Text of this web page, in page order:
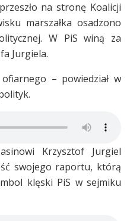
na stronę Koalicji
marszałka osadzono
W PiS winą za
Jurgiela.
– powiedział w
Krzysztof Jurgiel
swojego raportu, którą
klęski PiS w sejmiku